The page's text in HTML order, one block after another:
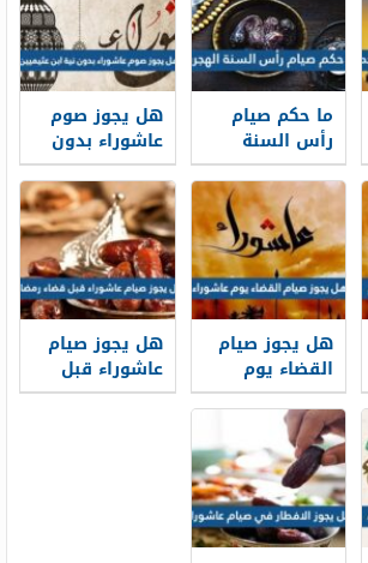
ما حكم صيام
رأس السنة
الهجرية
هل يجوز صوم
عاشوراء بدون
نية ابن عثيميين
هل يجوز صيام
القضاء يوم
عاشوراء
هل يجوز صيام
عاشوراء قبل
قضاء رمضان